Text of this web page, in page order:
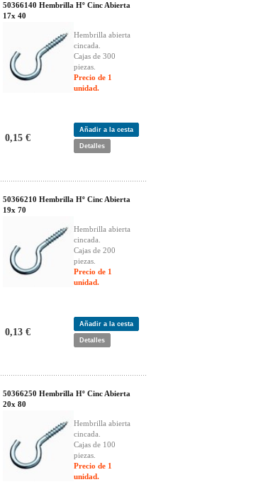
50366140 Hembrilla Hº Cinc Abierta
17x 40
Hembrilla abierta
cincada.
Cajas de 300
piezas.
Precio de 1
unidad.
0,15 €
Añadir a la cesta
Detalles
50366210 Hembrilla Hº Cinc Abierta
19x 70
Hembrilla abierta
cincada.
Cajas de 200
piezas.
Precio de 1
unidad.
0,13 €
Añadir a la cesta
Detalles
50366250 Hembrilla Hº Cinc Abierta
20x 80
Hembrilla abierta
cincada.
Cajas de 100
piezas.
Precio de 1
unidad.